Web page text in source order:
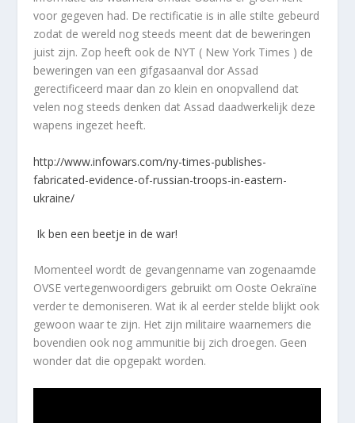
voor gegeven had. De rectificatie is in alle stilte gebeurd
zodat de wereld nog steeds meent dat de beweringen
juist zijn. Zop heeft ook de NYT ( New York Times ) de
beweringen van een gifgasaanval dor Assad
gerectificeerd maar dan zo klein en onopvallend dat
velen nog steeds denken dat Assad daadwerkelijk deze
wapens ingezet heeft.
http://www.infowars.com/ny-times-publishes-
fabricated-evidence-of-russian-troops-in-eastern-
ukraine/
Ik ben een beetje in de war!
Momenteel wordt de gevangenname van zogenaamde
OVSE vertegenwoordigers gebruikt om Ooste Oekraïne
verder te demoniseren. Wat ik al eerder stelde blijkt ook
gewoon waar te zijn. Het zijn militaire waarnemers die
bovendien ook nog ammunitie bij zich droegen. Geen
wonder dat die opgepakt worden.